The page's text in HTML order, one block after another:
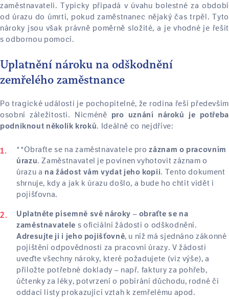
zaměstnavateli. Typicky připadá v úvahu bolestné za období
od úrazu do úmrtí, pokud zaměstnanec nějaký čas trpěl. Tyto
nároky jsou však právně poměrně složité, a je vhodné je řešit
s odbornou pomocí.
Uplatnění nároku na odškodnění
zemřelého zaměstnance
Po tragické události je pochopitelné, že rodina řeší především
osobní záležitosti. Nicméně pro uznání nároků je potřeba
podniknout několik kroků. Ideálně co nejdříve:
**Obraťte se na zaměstnavatele prozáznam o pracovním
úrazu. Zaměstnavatel je povinen vyhotovit záznam o
úrazu a na žádost vám vydat jeho kopii. Tento dokument
shrnuje, kdy a jak k úrazu došlo, a bude ho chtít vidět i
pojišťovna.
Uplatněte písemně své nároky – obraťte se na
zaměstnavatele s oficiální žádostí o odškodnění.
Adresujte ji i jeho pojišťovně, u níž má sjednáno zákonné
pojištění odpovědnosti za pracovní úrazy. V žádosti
uveďte všechny nároky, které požadujete (viz výše), a
přiložte potřebné doklady – např. faktury za pohřeb,
účtenky za léky, potvrzení o pobírání důchodu, rodné či
oddací listy prokazující vztah k zemřelému apod.